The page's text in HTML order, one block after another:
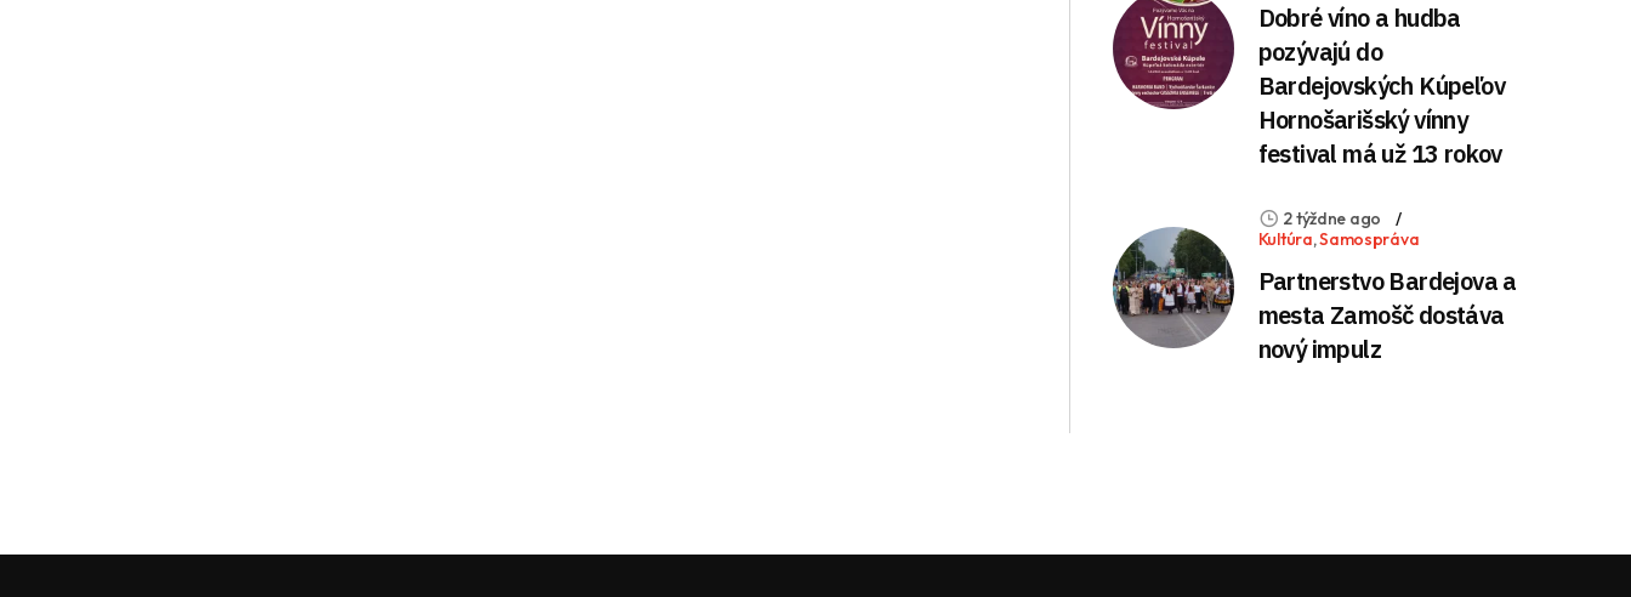
Dobré víno a hudba
pozývajú do
Bardejovských Kúpeľov
Hornošarišský vínny
festival má už 13 rokov
2 týždne ago
Kultúra,Samospráva
Partnerstvo Bardejova a
mesta Zamošč dostáva
nový impulz